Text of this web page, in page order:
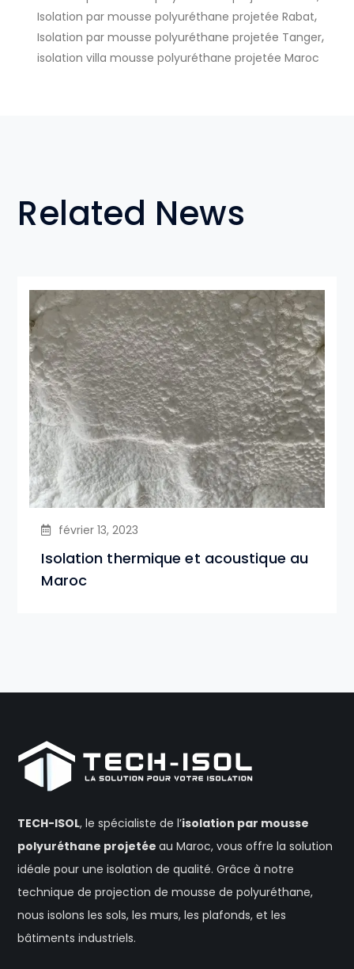
Isolation par mousse polyuréthane projetée Rabat,
Isolation par mousse polyuréthane projetée Tanger,
isolation villa mousse polyuréthane projetée Maroc
Related News
février 13, 2023
Isolation thermique et acoustique au
Maroc
TECH-ISOL, le spécialiste de l’isolation par mousse
polyuréthane projetéeau Maroc, vous offre la solution
idéale pour une isolation de qualité. Grâce à notre
technique de projection de mousse de polyuréthane,
nous isolons les sols, les murs, les plafonds, et les
bâtiments industriels.